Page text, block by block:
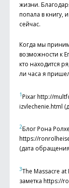
жизни.
попала в книгу,
сейчас.
Когда мы
возможности к
кто находится
ли часа я
1Pixar http://
izvlechenie.html
2Блог Рона
https://
(дата
3The Massacre at
заметка https://